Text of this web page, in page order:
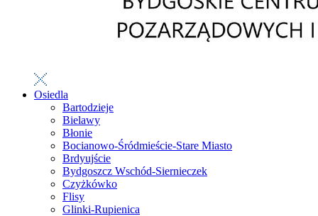
Osiedla
Bartodzieje
Bielawy
Błonie
Bocianowo-Śródmieście-Stare Miasto
Brdyujście
Bydgoszcz Wschód-Siernieczek
Czyżkówko
Flisy
Glinki-Rupienica